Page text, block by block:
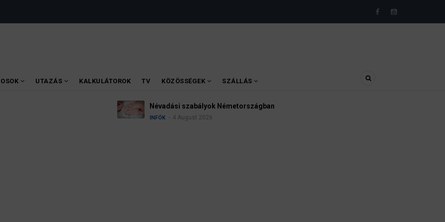
UTAZÁS KALKULÁTOROK TV KÖZÖSSÉGEK SZÁLLÁS
Névadási szabályok Németországban